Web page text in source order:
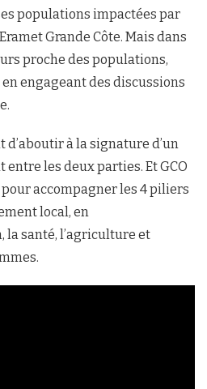
populations impactées par
Grande Côte. Mais dans
proche des populations,
engageant des discussions
à la signature d’un
les deux parties. Et GCO
accompagner les 4 piliers
local, en
la santé, l’agriculture et